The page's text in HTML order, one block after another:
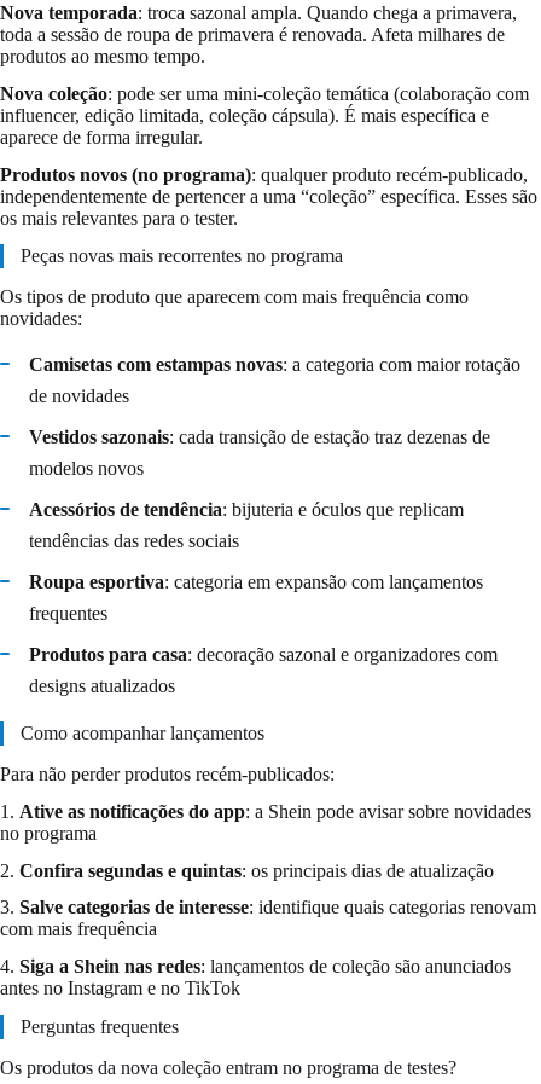
Nova temporada: troca sazonal ampla. Quando chega a primavera,
toda a sessão de roupa de primavera é renovada. Afeta milhares de
produtos ao mesmo tempo.
Nova coleção: pode ser uma mini-coleção temática (colaboração com
influencer, edição limitada, coleção cápsula). É mais específica e
aparece de forma irregular.
Produtos novos (no programa): qualquer produto recém-publicado,
independentemente de pertencer a uma “coleção” específica. Esses são
os mais relevantes para o tester.
Peças novas mais recorrentes no programa
Os tipos de produto que aparecem com mais frequência como
novidades:
Camisetas com estampas novas: a categoria com maior rotação
de novidades
Vestidos sazonais: cada transição de estação traz dezenas de
modelos novos
Acessórios de tendência: bijuteria e óculos que replicam
tendências das redes sociais
Roupa esportiva: categoria em expansão com lançamentos
frequentes
Produtos para casa: decoração sazonal e organizadores com
designs atualizados
Como acompanhar lançamentos
Para não perder produtos recém-publicados:
1. Ative as notificações do app: a Shein pode avisar sobre novidades
no programa
2. Confira segundas e quintas: os principais dias de atualização
3. Salve categorias de interesse: identifique quais categorias renovam
com mais frequência
4. Siga a Shein nas redes: lançamentos de coleção são anunciados
antes no Instagram e no TikTok
Perguntas frequentes
Os produtos da nova coleção entram no programa de testes?